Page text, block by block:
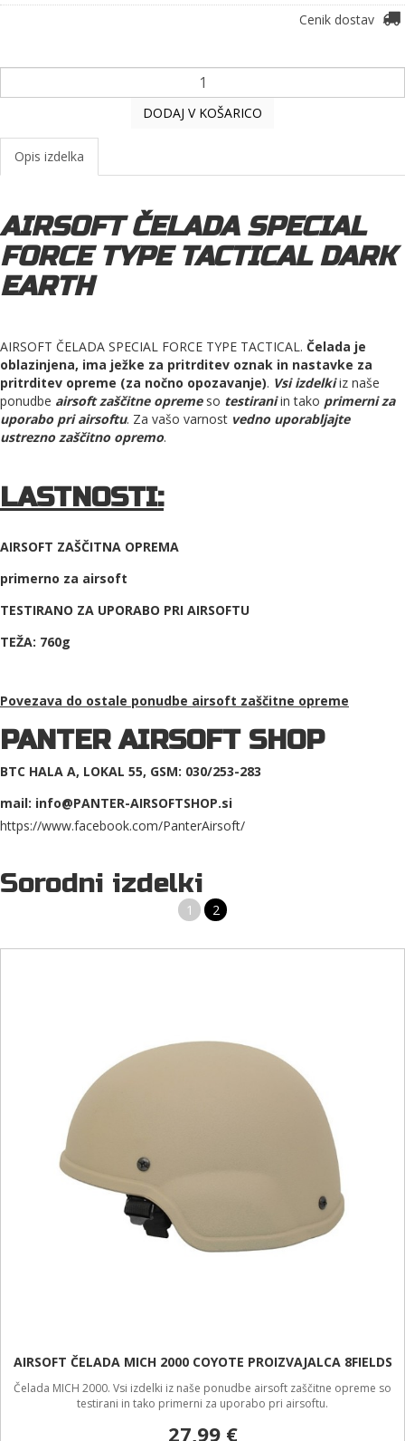
Cenik dostav
DODAJ V KOŠARICO
Opis izdelka
AIRSOFT ČELADA SPECIAL
FORCE TYPE TACTICAL DARK
EARTH
AIRSOFT ČELADA SPECIAL FORCE TYPE TACTICAL. Čelada je
oblazinjena, ima ježke za pritrditev oznak in nastavke za
pritrditev opreme (za nočno opozavanje). Vsi izdelkiiz naše
ponudbe airsoft zaščitne opremeso testiraniin tako primerni za
uporabo pri airsoftu. Za vašo varnost vedno uporabljajte
ustrezno zaščitno opremo.
LASTNOSTI:
AIRSOFT ZAŠČITNA OPREMA
primerno za airsoft
TESTIRANO ZA UPORABO PRI AIRSOFTU
TEŽA: 760g
Povezava do ostale ponudbe airsoft zaščitne opreme
PANTER AIRSOFT SHOP
BTC HALA A, LOKAL 55, GSM: 030/253-283
mail: info@PANTER-AIRSOFTSHOP.si
https://www.facebook.com/PanterAirsoft/
Sorodni izdelki
1 2
AIRSOFT ČELADA MICH 2000 COYOTE PROIZVAJALCA 8FIELDS
Čelada MICH 2000. Vsi izdelki iz naše ponudbe airsoft zaščitne opreme so
testirani in tako primerni za uporabo pri airsoftu.
27,99 €